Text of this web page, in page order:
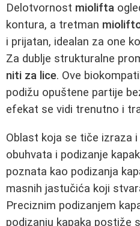
Delotvornost miolifta
kontura, a tretman
i prijatan, idealan za one
Za dublje strukturalne
niti za lice. Ove
podižu opuštene partije
efekat se vidi trenutno i
Oblast koja se tiče izraza
obuhvata i podizanje
poznata kao podizanja
masnih jastučića koji
Preciznim podizanjem
podizanju kapaka postiže